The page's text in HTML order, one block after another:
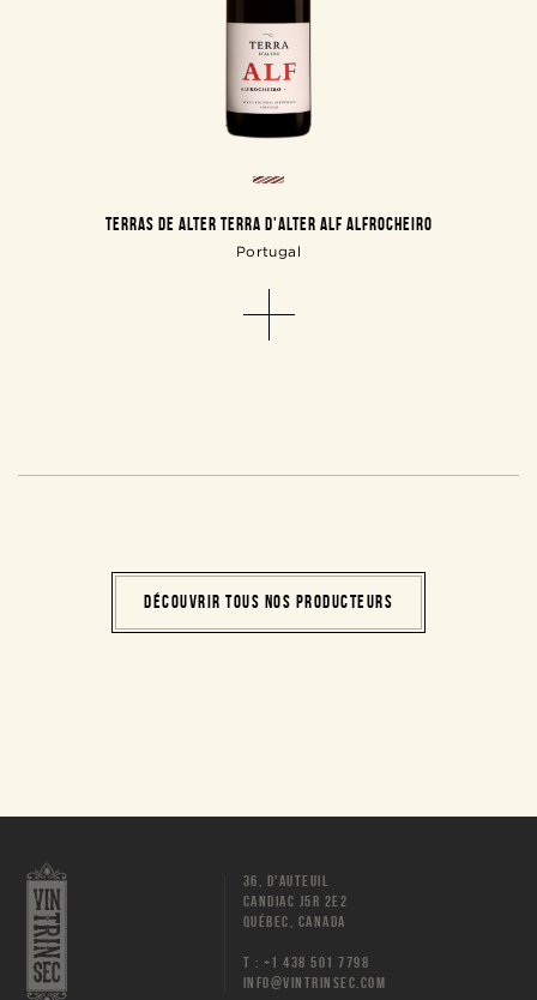
TERRAS DE ALTER TERRA D'ALTER ALF ALFROCHEIRO
Portugal
DÉCOUVRIR TOUS NOS PRODUCTEURS
36, D'AUTEUIL
CANDIAC J5R 2E2
QUÉBEC, CANADA
T : +1 438 501 7798
INFO@VINTRINSEC.COM